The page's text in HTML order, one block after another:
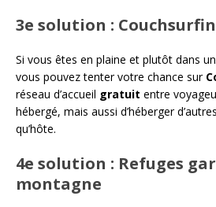
3e solution :
Si vous êtes en plaine et plutôt dans
vous pouvez tenter votre chance sur
réseau d’accueil gratuit entre
hébergé, mais aussi d’héberger
qu’hôte.
4e solution : Refuges
montagne